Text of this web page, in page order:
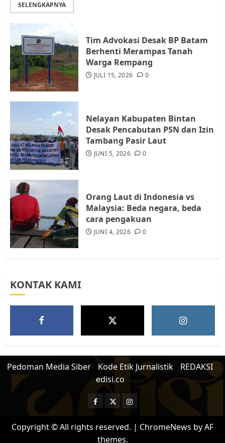
3
4
Datangi Pemko Batam, Warga
Rempang Protes Lahan Mereka
Diambil untuk Sekolah Rakyat
5
Warga Rempang Ajukan
Audiensi dengan Wali Kota
Batam, Soroti Aktivitas yang
Resahkan Warga
SELENGKAPNYA
Tim Advokasi Desak BP Batam
Berhenti Merampas Tanah
Warga Rempang
JULI 15, 2026 0
Nelayan Kabupaten Bintan
Desak Pencabutan PSN dan Izin
Tambang Pasir Laut
JUNI 5, 2026 0
Orang Laut di Indonesia vs
Malaysia: Beda negara, beda
cara pengakuan
JUNI 4, 2026 0
KONTAK KAMI
Pedoman Media Siber Kode Etik Jurnalistik
REDAKSI
edisi.co
Facebook
TwitterInstagram
Copyright © All rights reserved. | ChromeNews by AF
themes.